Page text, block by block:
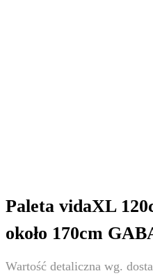
Paleta vidaXL
około 170cm